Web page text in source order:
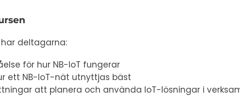
deltagarna:
för hur NB-IoT fungerar
ett NB-IoT-nät utnyttjas bäst
att planera och använda IoT-lösningar i